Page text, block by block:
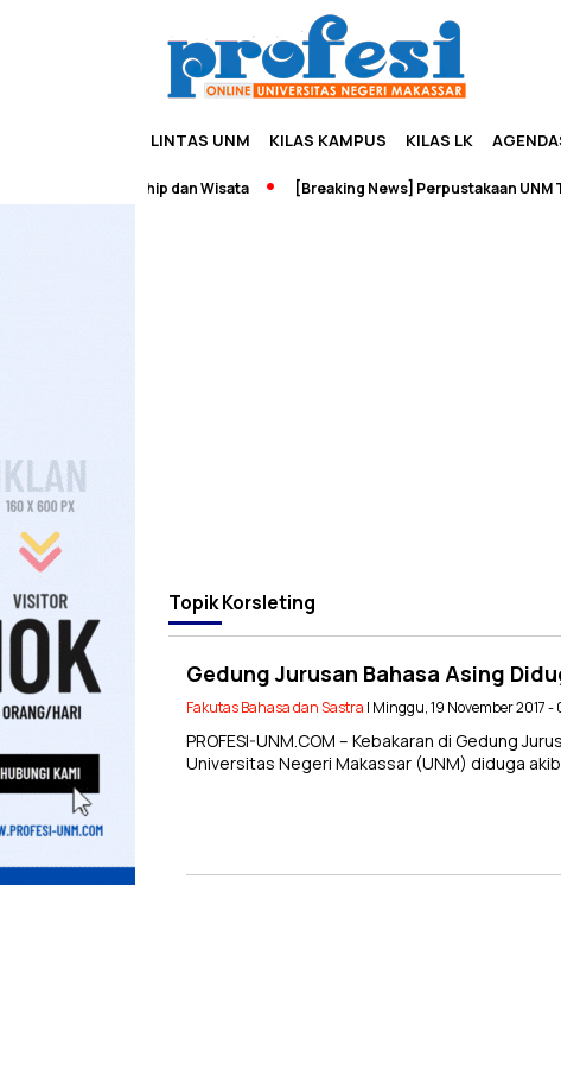
LINTAS UNM KILAS KAMPUS KILAS LK
Edupreneurship dan Wisata [Breaking News] Perpustakaan UNM
TopikKorsleting
Gedung Jurusan Bahasa Asing
Fakutas Bahasa dan Sastra | Minggu, 19 November 2017 -
PROFESI-UNM.COM – Kebakaran di Gedung
Universitas Negeri Makassar (UNM) diduga